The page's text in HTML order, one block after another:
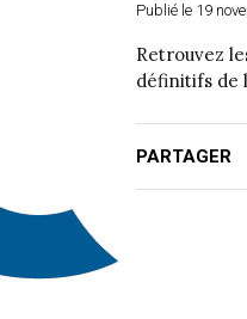
Publié le 19
Retrouvez
définitifs de
PARTAGER